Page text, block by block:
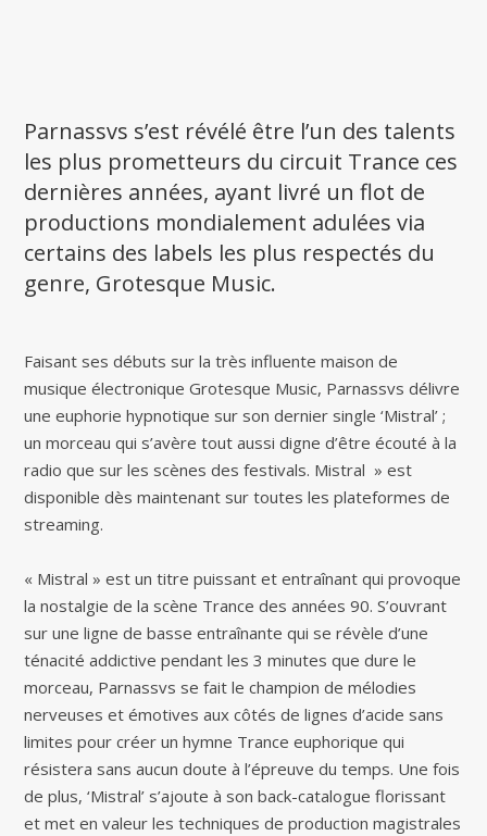
Parnassvs s’est révélé être l’un des talents
les plus prometteurs du circuit Trance ces
dernières années, ayant livré un flot de
productions mondialement adulées via
certains des labels les plus respectés du
genre, Grotesque Music.
Faisant ses débuts sur la très influente maison de
musique électronique Grotesque Music, Parnassvs délivre
une euphorie hypnotique sur son dernier single ‘Mistral’ ;
un morceau qui s’avère tout aussi digne d’être écouté à la
radio que sur les scènes des festivals. Mistral » est
disponible dès maintenant sur toutes les plateformes de
streaming.
« Mistral » est un titre puissant et entraînant qui provoque
la nostalgie de la scène Trance des années 90. S’ouvrant
sur une ligne de basse entraînante qui se révèle d’une
ténacité addictive pendant les 3 minutes que dure le
morceau, Parnassvs se fait le champion de mélodies
nerveuses et émotives aux côtés de lignes d’acide sans
limites pour créer un hymne Trance euphorique qui
résistera sans aucun doute à l’épreuve du temps. Une fois
de plus, ‘Mistral’ s’ajoute à son back-catalogue florissant
et met en valeur les techniques de production magistrales